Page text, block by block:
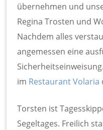
übernehmen und
Regina Trosten und
Nachdem alles
angemessen eine
im Restaurant Volaria
Torsten ist
Segeltages. Freilich